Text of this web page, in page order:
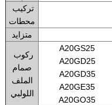
محطات
متزايد
صمام
الملف
اللولبي
A20GS25
A20GD25
A20GD35
A20GE35
A20GO35